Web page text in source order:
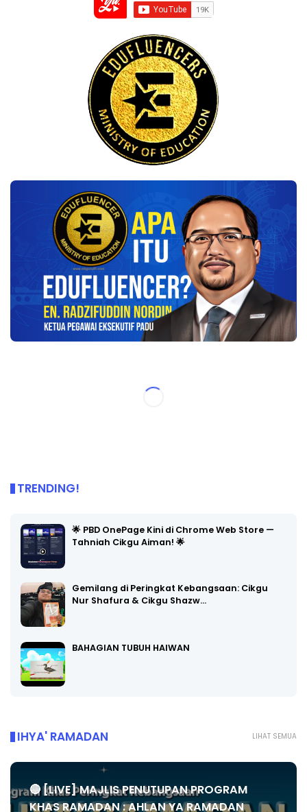
TRENDING!
🌟 PBD OnePage Kini di Chrome Web Store —
Tahniah Cikgu Aiman! 🌟
Gemilang di Peringkat Kebangsaan: Cikgu
Nur Shafura & Cikgu Shazw…
BAHAGIAN TUBUH HAIWAN
LIHAT SEMUA
IHYA' RAMADAN
🔴 [LIVE] MAJLIS PENUTUPAN PROGRAM
KHAS RAMADAN : AHLAN YA RAMADAN